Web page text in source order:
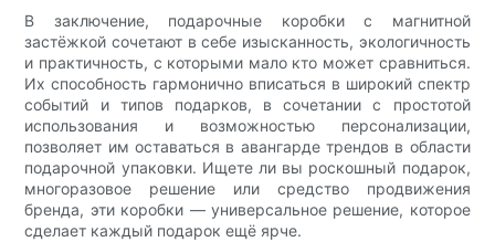
В заключение, подарочные коробки с магнитной
застёжкой сочетают в себе изысканность, экологичность
и практичность, с которыми мало кто может сравниться.
Их способность гармонично вписаться в широкий спектр
событий и типов подарков, в сочетании с простотой
использования и возможностью персонализации,
позволяет им оставаться в авангарде трендов в области
подарочной упаковки. Ищете ли вы роскошный подарок,
многоразовое решение или средство продвижения
бренда, эти коробки — универсальное решение, которое
сделает каждый подарок ещё ярче.